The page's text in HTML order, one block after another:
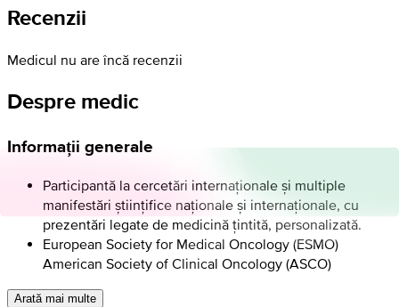
Recenzii
Medicul nu are încă recenzii
Despre medic
Informații generale
Participantă la cercetări internaționale și multiple
manifestări științifice naționale și internaționale, cu
prezentări legate de medicină țintită, personalizată.
European Society for Medical Oncology (ESMO)
American Society of Clinical Oncology (ASCO)
Arată mai multe